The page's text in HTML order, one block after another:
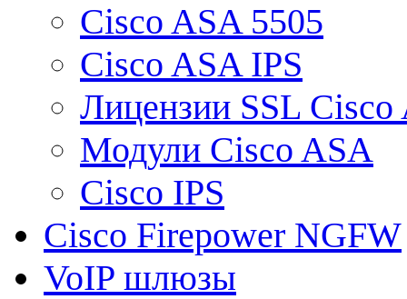
Cisco ASA 5505
Cisco ASA IPS
Лицензии SSL Cisco
Модули Cisco ASA
Cisco IPS
Cisco Firepower NGFW
VoIP шлюзы